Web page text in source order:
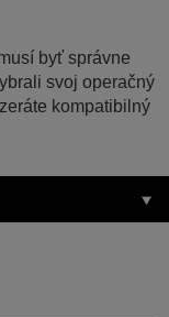
byť správne
svoj operačný
kompatibilný